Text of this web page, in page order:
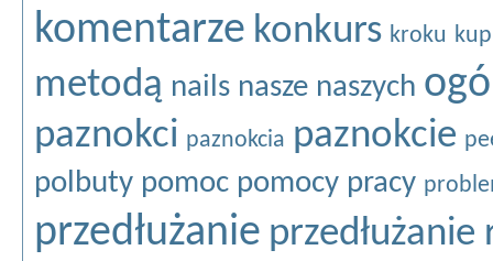
komentarze konkurs kroku
metodą nails nasze naszych
paznokci paznokcia paznokcie
polbuty pomoc pomocy pracy
przedłużanie przedłużanie